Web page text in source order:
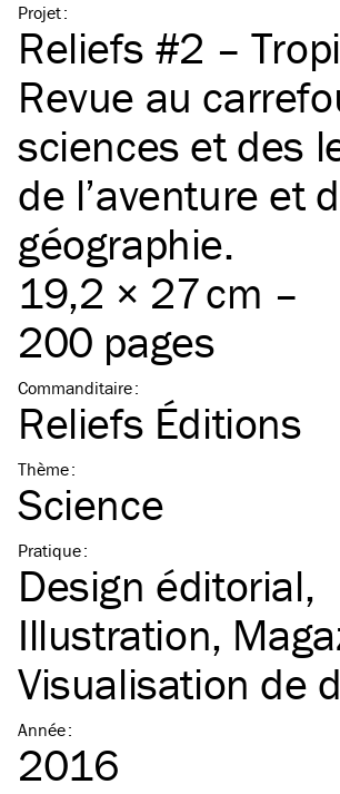
Projet:
Reliefs #2 –
Revue au
sciences et des
de l’aventure et
géographie.
19,2 × 27 cm –
200 pages
Commanditaire:
Reliefs Éditions
Thème:
Science
Pratique:
Design éditorial
Illustration
Visualisation de
Année:
2016